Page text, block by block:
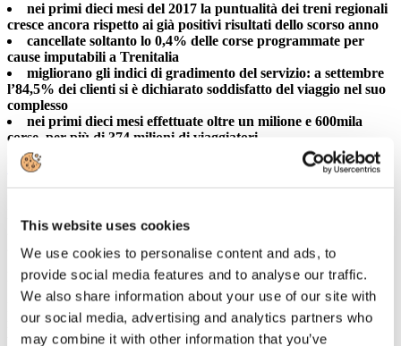
This website uses cookies
We use cookies to personalise content and ads, to
provide social media features and to analyse our traffic.
We also share information about your use of our site with
our social media, advertising and analytics partners who
may combine it with other information that you’ve
nei primi dieci mesi del 2017 la puntualità dei treni regionali
cresce ancora rispetto ai già positivi risultati dello scorso anno
cancellate soltanto lo 0,4% delle corse programmate per
cause imputabili a Trenitalia
migliorano gli indici di gradimento del servizio: a settembre
l’84,5% dei clienti si è dichiarato soddisfatto del viaggio nel suo
complesso
nei primi dieci mesi effettuate oltre un milione e 600mila
corse, per più di 374 milioni di viaggiatori
Leggi tutto...
2017
2017
Presentazione rivista “ Mondo cinese”
Il 30 ottobre Fondazione Italia Cina ha presentato a Milano il
numero 160 della rivista “Mondo Cinese”, interamente dedicato al
turismo cinese in Italia ed Europa. Tra gli intervenuti: il Presidente